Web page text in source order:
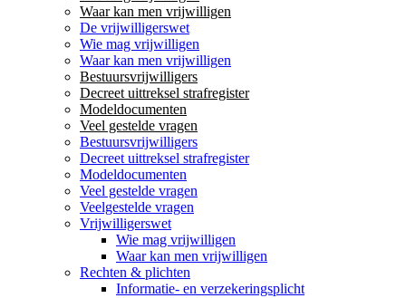
Waar kan men vrijwilligen
De vrijwilligerswet
Wie mag vrijwilligen
Waar kan men vrijwilligen
Bestuursvrijwilligers
Decreet uittreksel strafregister
Modeldocumenten
Veel gestelde vragen
Bestuursvrijwilligers
Decreet uittreksel strafregister
Modeldocumenten
Veel gestelde vragen
Veelgestelde vragen
Vrijwilligerswet
Wie mag vrijwilligen
Waar kan men vrijwilligen
Rechten & plichten
Informatie- en verzekeringsplicht